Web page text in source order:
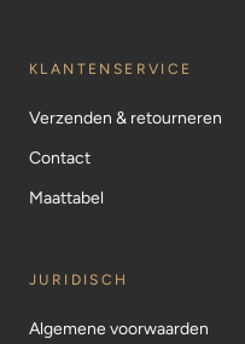
KLANTENSERVICE
Verzenden & retourneren
Contact
Maattabel
JURIDISCH
Algemene voorwaarden